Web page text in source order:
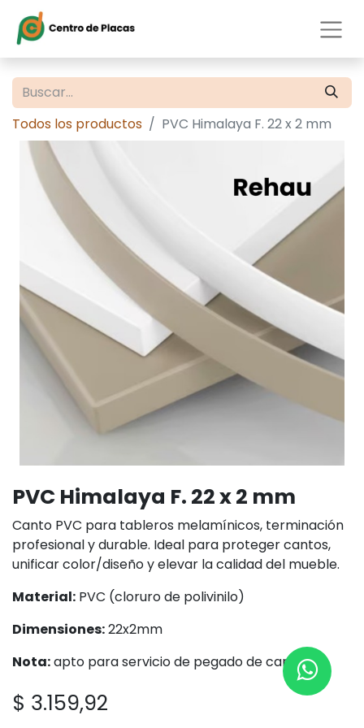
Todos los productos PVC Himalaya F. 22 x 2 mm
PVC Himalaya F. 22 x 2 mm
Canto PVC para tableros melamínicos, terminación
profesional y durable. Ideal para proteger cantos,
unificar color/diseño y elevar la calidad del mueble.
Material: PVC (cloruro de polivinilo)
Dimensiones:22x2mm
Nota:apto para servicio de pegado de cantos
$ 3.159,92